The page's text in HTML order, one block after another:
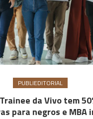
PUBLIEDITORIAL
da Vivo tem
para negros e MBA